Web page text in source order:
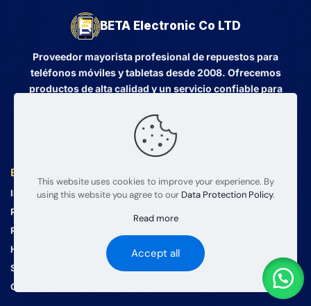
BETA Electronic Co LTD
Proveedor mayorista profesional de repuestos para
teléfonos móviles y tabletas desde 2008. Ofrecemos
productos de alta calidad y un servicio confiable para
Enlaces rápidos
Inicio
Repuestos para Móviles
Repuestos para Tablets
Herramientas de Reparación
Sobre Nosotros
Contacto
info@mobilerepairparts.com
Lunes a Viernes 09:00 – 18:00
This website uses cookies to improve your experience. By
using this website you agree to our Data Protection Policy.
Read more
Accept all